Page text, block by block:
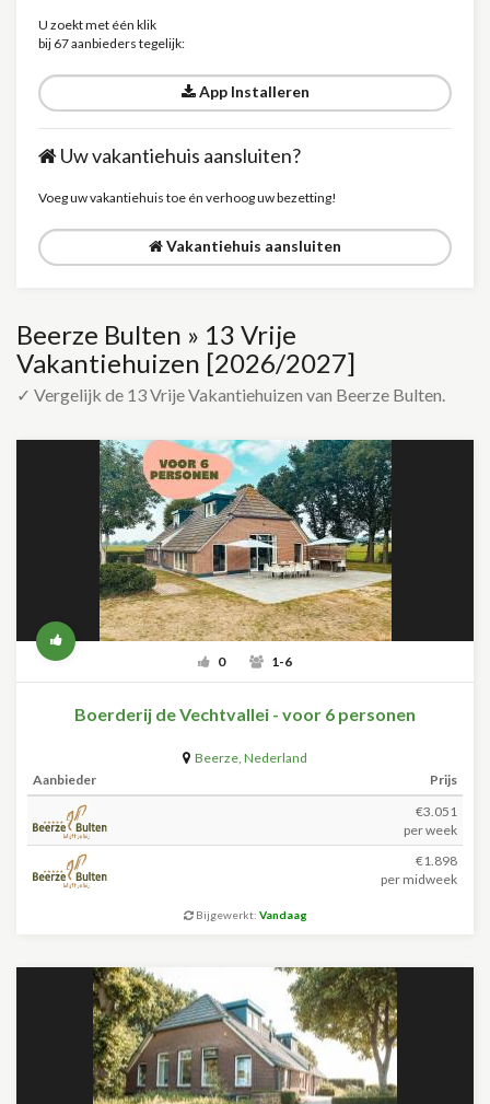
U zoekt met één klik
bij 67 aanbieders tegelijk:
App Installeren
Uw vakantiehuis aansluiten?
Voeg uw vakantiehuis toe én verhoog uw bezetting!
Vakantiehuis aansluiten
Beerze Bulten » 13 Vrije
Vakantiehuizen [2026/2027]
✓ Vergelijk de 13 Vrije Vakantiehuizen van Beerze Bulten.
0 1-6
Boerderij de Vechtvallei - voor 6 personen
Beerze, Nederland
Aanbieder
Prijs
€3.051
per week
€1.898
per midweek
Bijgewerkt: Vandaag